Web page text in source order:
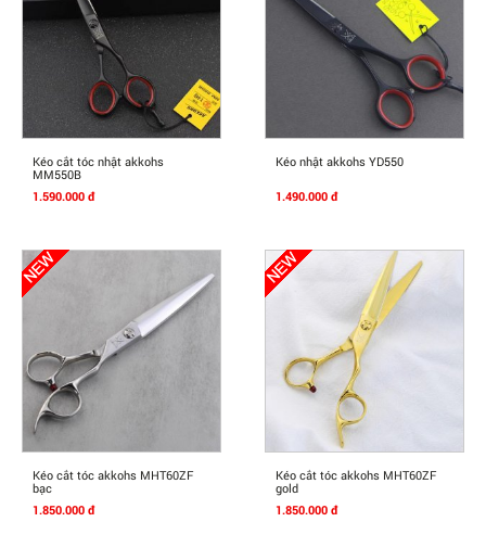
Mua Ngay
Kéo cắt tóc nhật akkohs
MM550B
1.590.000 đ
Mua Ngay
Kéo nhật akkohs YD550
1.490.000 đ
Mua Ngay
Kéo cắt tóc akkohs MHT60ZF
bạc
1.850.000 đ
Mua Ngay
Kéo cắt tóc akkohs MHT60ZF
gold
1.850.000 đ